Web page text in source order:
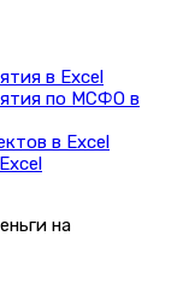
в Excel
по МСФО в
в Excel
на